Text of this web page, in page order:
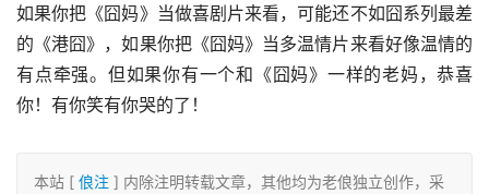
如果你把《囧妈》当做喜剧片来看，可能还不如囧系列最差
的《港囧》，如果你把《囧妈》当多温情片来看好像温情的
有点牵强。但如果你有一个和《囧妈》一样的老妈，恭喜
你！有你笑有你哭的了！
本站 [ 俍注 ] 内除注明转载文章，其他均为老俍独立创作，采